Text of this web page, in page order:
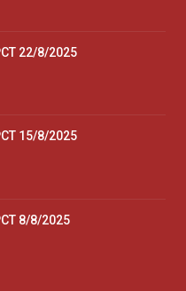
22/8/2025
15/8/2025
8/8/2025